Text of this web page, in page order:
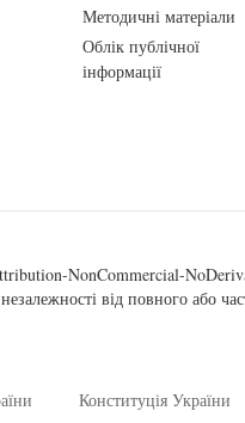
Методичні матеріали
Облік публічної
інформації
NonCommercial-
від повного або
Конституція України